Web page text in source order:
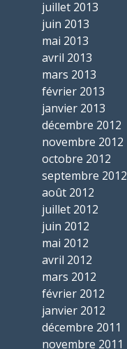
juillet 2013
juin 2013
mai 2013
avril 2013
mars 2013
février 2013
janvier 2013
décembre 2012
novembre 2012
octobre 2012
septembre 2012
août 2012
juillet 2012
juin 2012
mai 2012
avril 2012
mars 2012
février 2012
janvier 2012
décembre 2011
novembre 2011